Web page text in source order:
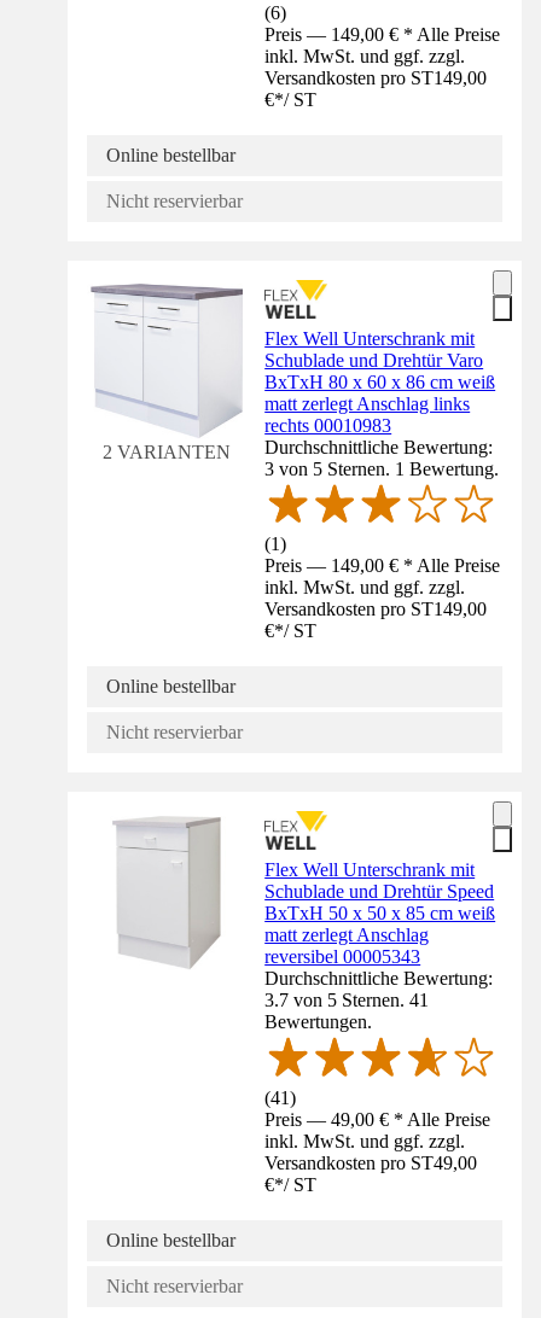
(6)
Preis — 149,00 € * Alle Preise
inkl. MwSt. und ggf. zzgl.
Versandkosten pro ST149,00
€*/ ST
Online bestellbar
Nicht reservierbar
2 VARIANTEN
Flex Well Unterschrank mit
Schublade und Drehtür Varo
BxTxH 80 x 60 x 86 cm weiß
matt zerlegt Anschlag links
rechts 00010983
Durchschnittliche Bewertung:
3 von 5 Sternen. 1 Bewertung.
(1)
Preis — 149,00 € * Alle Preise
inkl. MwSt. und ggf. zzgl.
Versandkosten pro ST149,00
€*/ ST
Online bestellbar
Nicht reservierbar
Flex Well Unterschrank mit
Schublade und Drehtür Speed
BxTxH 50 x 50 x 85 cm weiß
matt zerlegt Anschlag
reversibel 00005343
Durchschnittliche Bewertung:
3.7 von 5 Sternen. 41
Bewertungen.
(41)
Preis — 49,00 € * Alle Preise
inkl. MwSt. und ggf. zzgl.
Versandkosten pro ST49,00
€*/ ST
Online bestellbar
Nicht reservierbar